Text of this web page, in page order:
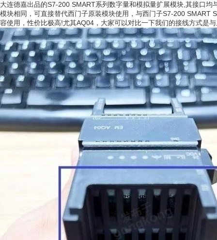
大连德嘉出品的S7-200 SMART系列数字量和模拟量扩展模块,其接口
模块相同，可直接替代西门子原装模块使用，与西门子S7-200 SMART
容使用，性价比极高!尤其AQ04，大家可以对比一下我们的接线方式是